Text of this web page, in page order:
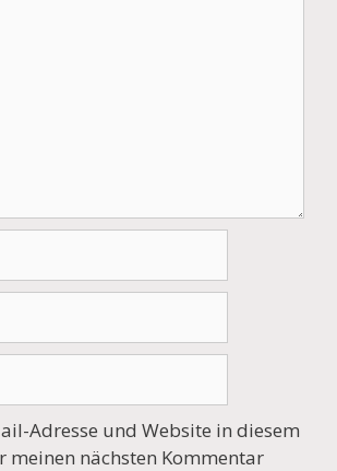
Adresse und Website in diesem
meinen nächsten Kommentar